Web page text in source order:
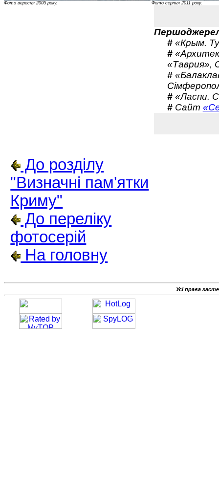
Фото вересня 2005 року. Фото серпня 2011 року.
#«Крым.
#
«Таврия»,
#
#«Ласпи.
#Сайт
До розділу
"Визначні пам'ятки
Криму"
До переліку
фотосерій
На головну
Усі права